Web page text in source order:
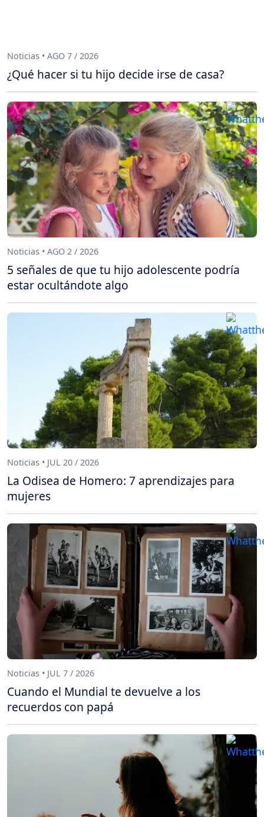
Noticias • AGO 7 / 2026
¿Qué hacer si tu hijo decide irse de casa?
Noticias • AGO 2 / 2026
5 señales de que tu hijo adolescente podría
estar ocultándote algo
Noticias • JUL 20 / 2026
La Odisea de Homero: 7 aprendizajes para
mujeres
Noticias • JUL 7 / 2026
Cuando el Mundial te devuelve a los
recuerdos con papá